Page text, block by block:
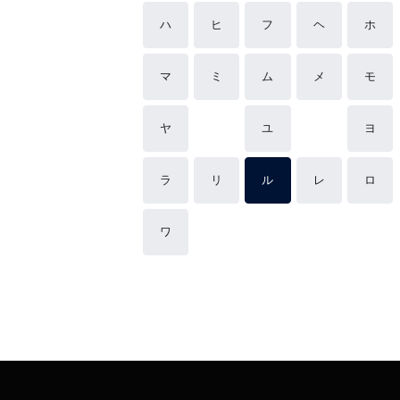
ハ ヒ フ ヘ ホ
マ ミ ム メ モ
ヤ ユ ヨ
ラ リ ル レ ロ
ワ